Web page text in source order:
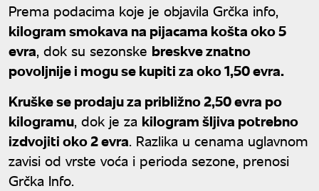
Prema podacima koje je objavila Grčka info,
kilogram smokava na pijacama košta oko 5
evra, dok su sezonske breskve znatno
povoljnije i mogu se kupiti za oko 1,50 evra.
Kruške se prodaju za približno 2,50 evra po
kilogramu, dok je za kilogram šljiva potrebno
izdvojiti oko 2 evra. Razlika u cenama uglavnom
zavisi od vrste voća i perioda sezone, prenosi
Grčka Info.